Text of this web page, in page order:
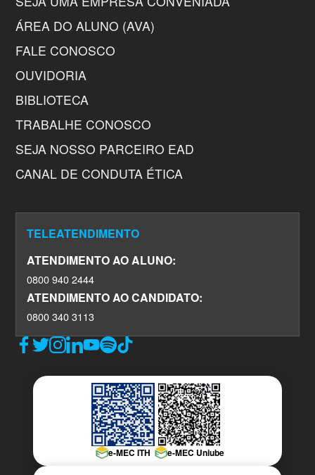
ÁREA DO ALUNO (AVA)
FALE CONOSCO
OUVIDORIA
BIBLIOTECA
TRABALHE CONOSCO
SEJA NOSSO PARCEIRO EAD
CANAL DE CONDUTA ÉTICA
TELEATENDIMENTO
ATENDIMENTO AO ALUNO:
0800 940 2444
ATENDIMENTO AO CANDIDATO:
0800 340 3113
e-MEC ITH e-MEC Uniube